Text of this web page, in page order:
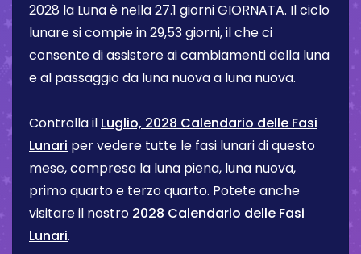
2028 la Luna è nella27.1 giorniGIORNATA. Il ciclo
lunare si compie in 29,53 giorni, il che ci
consente di assistere ai cambiamenti della luna
e al passaggio da luna nuova a luna nuova.
Controlla il Luglio, 2028 Calendario delle Fasi
Lunari per vedere tutte le fasi lunari di questo
mese, compresa la luna piena, luna nuova,
primo quarto e terzo quarto. Potete anche
visitare il nostro 2028 Calendario delle Fasi
Lunari.